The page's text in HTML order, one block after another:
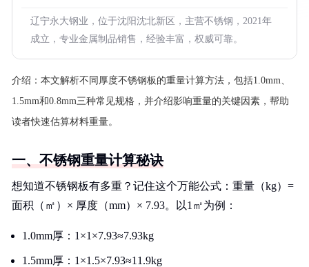
辽宁永大钢业，位于沈阳沈北新区，主营不锈钢，2021年
成立，专业金属制品销售，经验丰富，权威可靠。
介绍： 本文解析不同厚度不锈钢板的重量计算方法，包括1.0mm、
1.5mm和0.8mm三种常见规格，并介绍影响重量的关键因素，帮助
读者快速估算材料重量。
一、不锈钢重量计算秘诀
想知道不锈钢板有多重？记住这个万能公式：重量（kg）=
面积（㎡）× 厚度（mm）× 7.93。以1㎡为例：
1.0mm厚：1×1×7.93≈7.93kg
1.5mm厚：1×1.5×7.93≈11.9kg